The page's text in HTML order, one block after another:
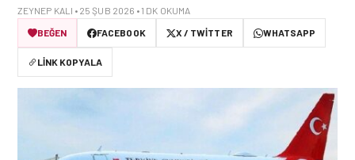
ZEYNEP KALI • 25 ŞUB 2026 • 1 DK OKUMA
BEĞEN
FACEBOOK X / TWITTER WHATSAPP
LINK KOPYALA